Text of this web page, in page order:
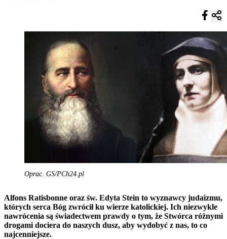
Oprac. GS/PCh24.pl
Alfons Ratisbonne oraz św. Edyta Stein to wyznawcy judaizmu,
których serca Bóg zwrócił ku wierze katolickiej. Ich niezwykle
nawrócenia są świadectwem prawdy o tym, że Stwórca różnymi
drogami dociera do naszych dusz, aby wydobyć z nas, to co
najcenniejsze.